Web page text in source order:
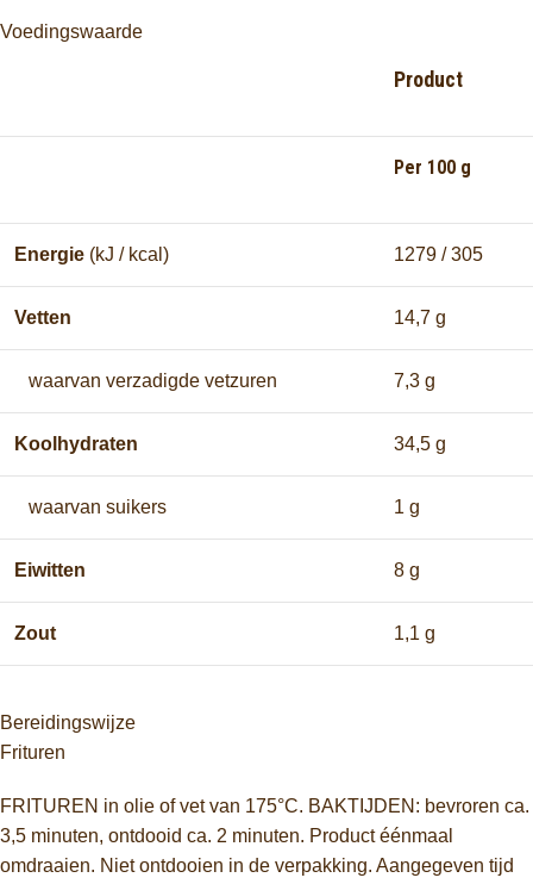
Voedingswaarde
Product
Per 100 g
Energie (kJ / kcal) 1279 / 305
Vetten 14,7 g
waarvan verzadigde vetzuren 7,3 g
Koolhydraten 34,5 g
waarvan suikers 1 g
Eiwitten 8 g
Zout 1,1 g
Bereidingswijze
Frituren
FRITUREN in olie of vet van 175°C. BAKTIJDEN: bevroren ca.
3,5 minuten, ontdooid ca. 2 minuten. Product éénmaal
omdraaien. Niet ontdooien in de verpakking. Aangegeven tijd